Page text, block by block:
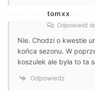
tomxx
Odpowiedź
Nie. Chodzi o kwestie
końca sezonu. W
koszulek ale była to ta
Odpowiedz